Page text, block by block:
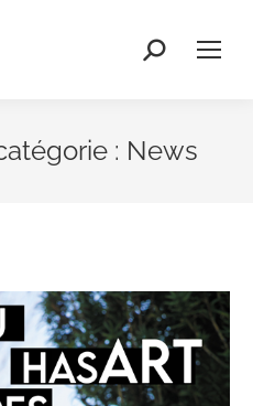
Recherche
: News